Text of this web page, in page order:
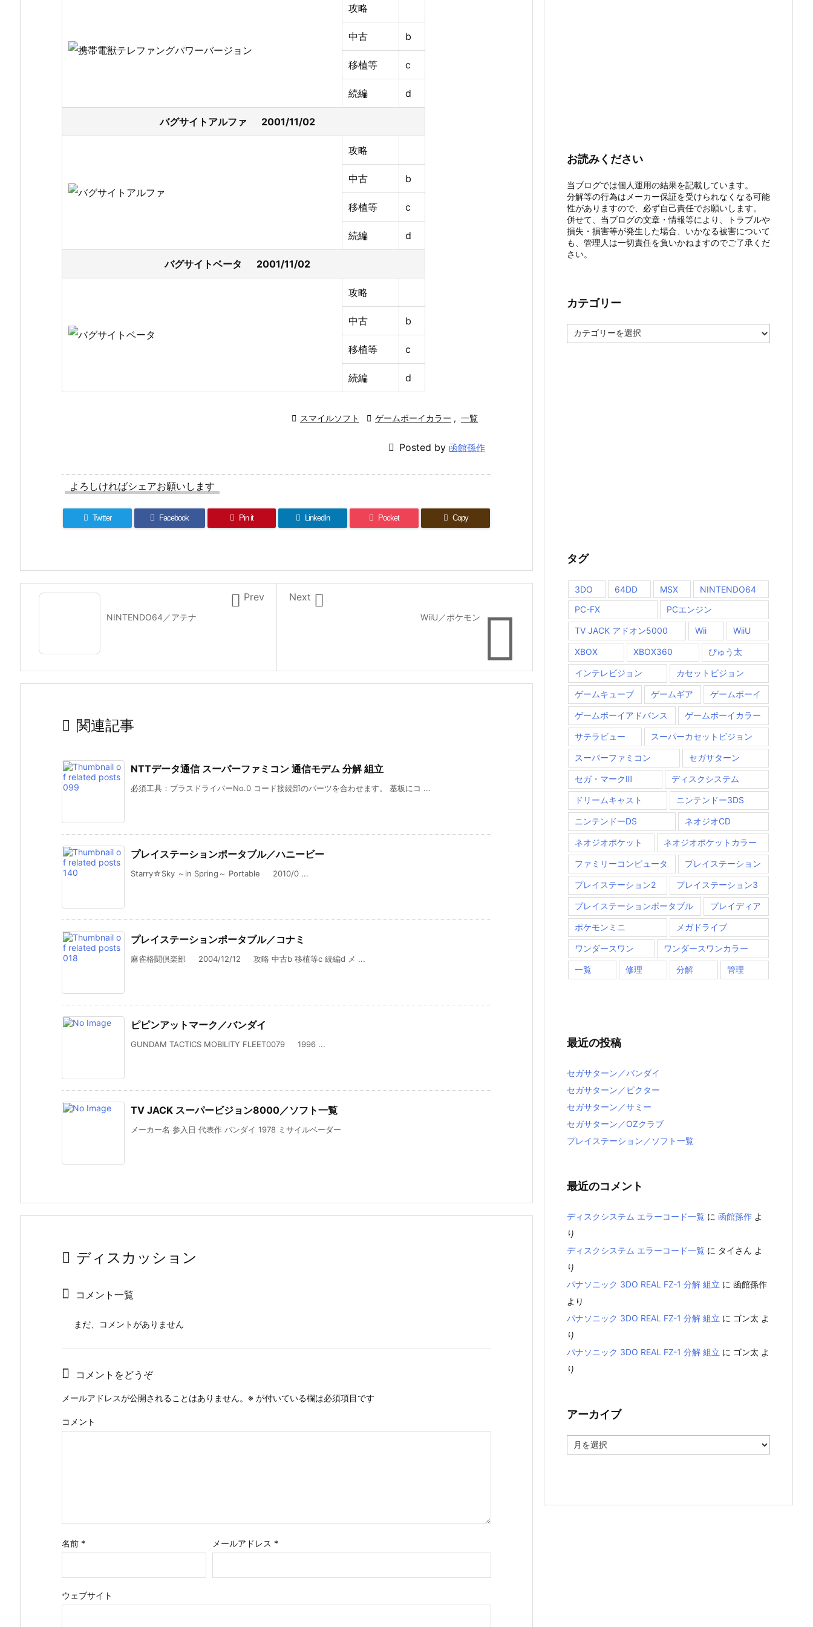
攻略
中古 b
移植等 c
続編 d
バグサイトアルファ 2001/11/02
攻略
中古 b
移植等 c
続編 d
バグサイトベータ 2001/11/02
攻略
中古 b
移植等 c
続編 d
 スマイルソフト  ゲームボーイカラー , 一覧
 Posted by 函館孫作
よろしければシェアお願いします
Twitter Facebook Pin it LinkedIn Pocket Copy

WiiU／ポケモン

Next
NINTENDO64／アテナ
 Prev
 関連記事
NTTデータ通信 スーパーファミコン 通信モデム 分解 組立
必須工具：プラスドライバーNo.0 コード接続部のパーツを合わせます。 基板にコ ...
プレイステーションポータブル／ハニービー
Starry☆Sky ～in Spring～ Portable 2010/0 ...
プレイステーションポータブル／コナミ
麻雀格闘倶楽部 2004/12/12 攻略 中古b 移植等c 続編d メ ...
ピピンアットマーク／バンダイ
GUNDAM TACTICS MOBILITY FLEET0079 1996 ...
TV JACK スーパービジョン8000／ソフト一覧
メーカー名 参入日 代表作 バンダイ 1978 ミサイルベーダー
ディスカッション
コメント一覧
まだ、コメントがありません
コメントをどうぞ
メールアドレスが公開されることはありません。 ※ が付いている欄は必須項目です
コメント
名前 * メールアドレス *
ウェブサイト
お読みください
当ブログでは個人運用の結果を記載しています。
分解等の行為はメーカー保証を受けられなくなる可能
性がありますので、必ず自己責任でお願いします。
併せて、当ブログの文章・情報等により、トラブルや
損失・損害等が発生した場合、いかなる被害について
も、管理人は一切責任を負いかねますのでご了承くだ
さい。
カテゴリー
テ
タグ
3DO 64DD MSX
NINTENDO64
PC-FX
PCエンジン
TV JACK アドオン5000 Wii WiiU
XBOX XBOX360 ぴゅう太
インテレビジョン カセットビジョン
ゲームキューブ ゲームギア ゲームボーイ
ゲームボーイアドバンス ゲームボーイカラー
サテラビュー スーパーカセットビジョン
スーパーファミコン セガサターン
セガ・マークⅢ ディスクシステム
ドリームキャスト ニンテンドー3DS
ニンテンドーDS ネオジオCD
ネオジオポケット ネオジオポケットカラー
ファミリーコンピュータ プレイステーション
プレイステーション2 プレイステーション3
プレイステーションポータブル プレイディア
ポケモンミニ メガドライブ
ワンダースワン ワンダースワンカラー
一覧 修理 分解 管理
最近の投稿
セガサターン／バンダイ
セガサターン／ビクター
セガサターン／サミー
セガサターン／OZクラブ
プレイステーション／ソフト一覧
最近のコメント
ディスクシステム エラーコード一覧 に 函館孫作 よ
り
ディスクシステム エラーコード一覧 に タイさん よ
り
パナソニック 3DO REAL FZ-1 分解 組立 に 函館孫作
より
パナソニック 3DO REAL FZ-1 分解 組立 に ゴン太 よ
り
パナソニック 3DO REAL FZ-1 分解 組立 に ゴン太 よ
り
アーカイブ
ー